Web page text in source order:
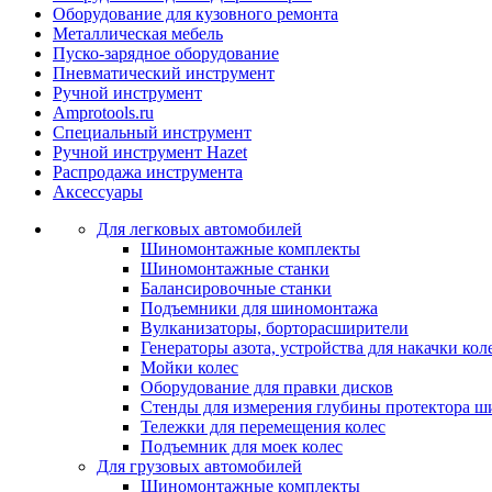
Оборудование для кузовного ремонта
Металлическая мебель
Пуско-зарядное оборудование
Пневматический инструмент
Ручной инструмент
Amprotools.ru
Специальный инструмент
Ручной инструмент Hazet
Распродажа инструмента
Аксессуары
Для легковых автомобилей
Шиномонтажные комплекты
Шиномонтажные станки
Балансировочные станки
Подъемники для шиномонтажа
Вулканизаторы, борторасширители
Генераторы азота, устройства для накачки
Мойки колес
Оборудование для правки дисков
Стенды для измерения глубины протектора
Тележки для перемещения колес
Подъемник для моек колеc
Для грузовых автомобилей
Шиномонтажные комплекты